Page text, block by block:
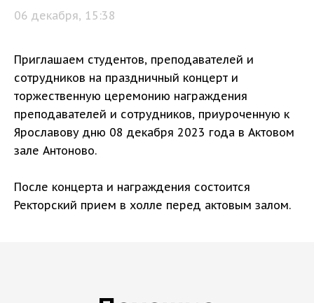
06 декабря, 15:38
Приглашаем студентов, преподавателей и
сотрудников на праздничный концерт и
торжественную церемонию награждения
преподавателей и сотрудников, приуроченную к
Ярославову дню 08 декабря 2023 года в Актовом
зале Антоново.
После концерта и награждения состоится
Ректорский прием в холле перед актовым залом.